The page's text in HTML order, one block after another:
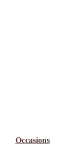
Occasions